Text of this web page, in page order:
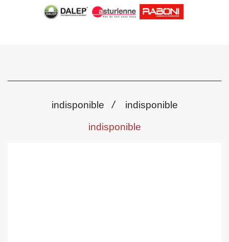
indisponible / indisponible
indisponible